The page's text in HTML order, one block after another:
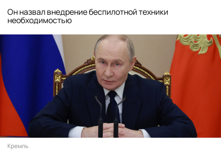
Он назвал внедрение беспилотной техники
необходимостью
Кремль